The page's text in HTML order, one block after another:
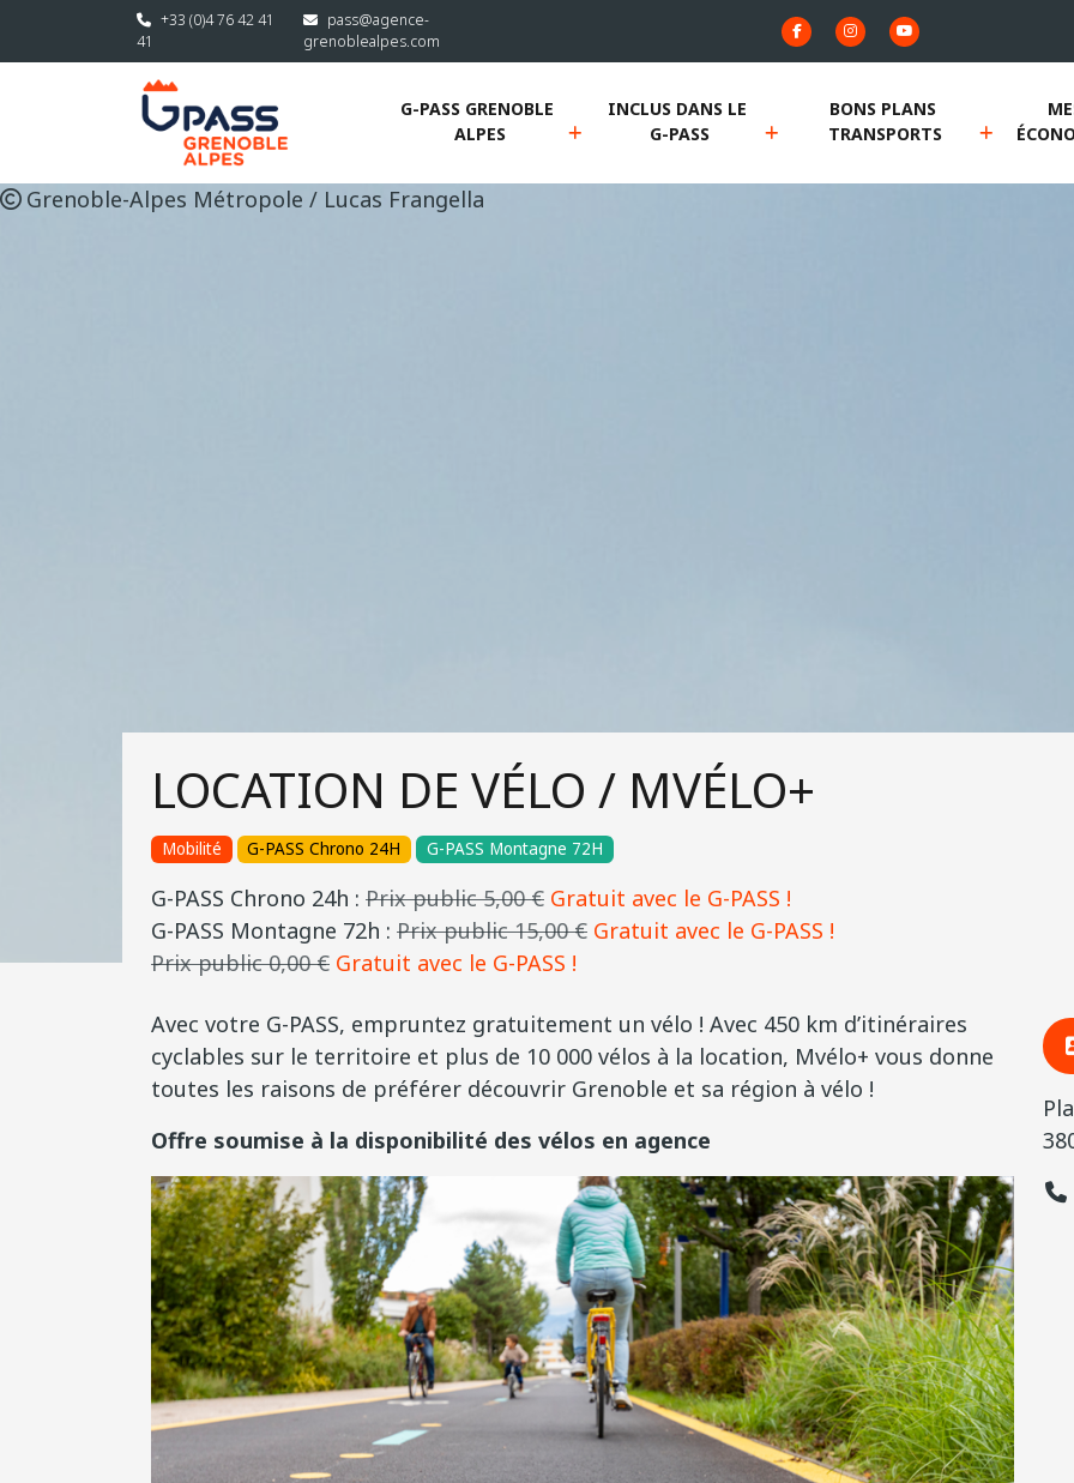
Aller au contenu principal+33 (0)4 76 42 41
41
pass@agence-
grenoblealpes.com
G-PASS GRENOBLE
ALPES
INCLUS DANS LE
G-PASS
BONS PLANS
TRANSPORTS
Grenoble-Alpes Métropole / Lucas Frangella
LOCATION DE VÉLO / MVÉLO+
Mobilité G-PASS Chrono 24H G-PASS Montagne 72H
G-PASS Chrono 24h : Prix public 5,00 € Gratuit avec le G-PASS !
G-PASS Montagne 72h : Prix public 15,00 € Gratuit avec le G-PASS !
Prix public 0,00 € Gratuit avec le G-PASS !
Avec votre G-PASS, empruntez gratuitement un vélo ! Avec 450 km d’itinéraires
cyclables sur le territoire et plus de 10 000 vélos à la location, Mvélo+ vous donne
toutes les raisons de préférer découvrir Grenoble et sa région à vélo !
Offre soumise à la disponibilité des vélos en agence